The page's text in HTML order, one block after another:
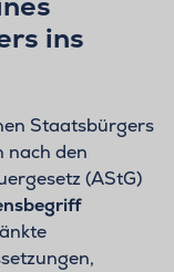
ins
Staatsbürgers
nach den
(AStG)